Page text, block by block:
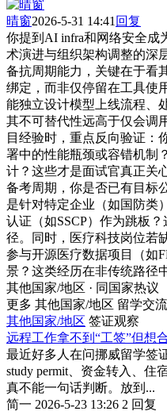
晴窗2026-5-31 14:41 回复
你提到AI infra和网络安全成
术演进与组织架构调整的深
备抗周期能力，关键在于看
绑定，而非仅停留在工具使
能独立设计模型上线流程、
其不可替代性远高于仅会调
目经验时，重点反向验证：
署中的性能瓶颈或容错机制
计？这些才是面试官真正关
备考周期，你是否已有目标
是针对特定企业（如国防类
认证（如SSCP）作为跳板
径。同时，医疗科技岗位若
参与开源医疗数据项目（如
景？这类经历在非传统路径
其他国家/地区 · 同国家热议
更多 其他国家/地区 留学交流
其他国家/地区 签证观察
远程工作拿不到“工签”但想
最近好多人在问挪威留学签
study permit、资金转入、住
真不能一句话判断。放到...
简一 2026-5-23 13:26 2 回复